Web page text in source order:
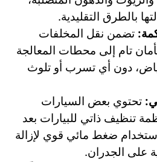
بالطرق التقليدية.
تضمن نقل المخلفات
تام إلى محطات المعالجة
دون أي تسرب أو تلوث
تحتوي بعض السيارات
تنظيف ذاتي للبيارات بعد
ضغط مائي قوي لإزالة
على الجدران.